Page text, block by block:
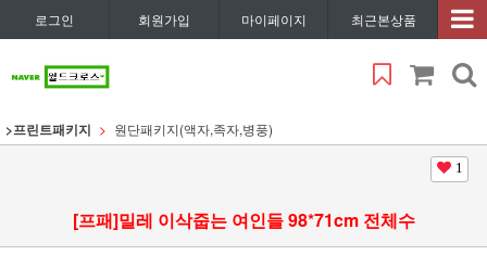
로그인 회원가입 마이페이지 최근본상품
>프린트패키지 원단패키지(액자,족자,병풍)
1
[프패]밀레 이삭줍는 여인들 98*71cm 전체수